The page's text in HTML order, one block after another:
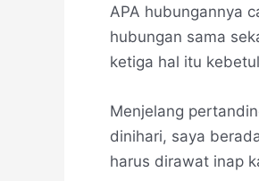
APA hubungannya
hubungan sama
ketiga hal itu
Menjelang
dinihari, saya
harus dirawat inap